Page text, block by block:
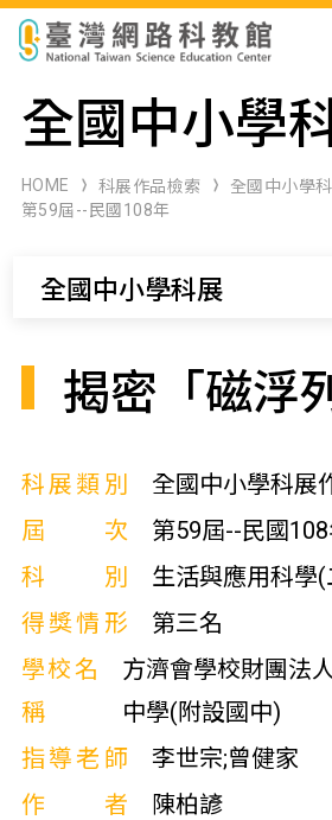
科展作品檢索
科學研習月刊
全國中小學
HOME 科展作品檢索
全國中小學
第59屆--民國108年
全國中小學科展
揭密「磁浮
科展類別
全國中小學科展
屆次
第59屆--民國
科別
生活與應用科學(
得獎情形
第三名
學校名
稱
方濟會學校財團法
中學(附設國中)
指導老師
李世宗;曾健家
作者
陳柏諺